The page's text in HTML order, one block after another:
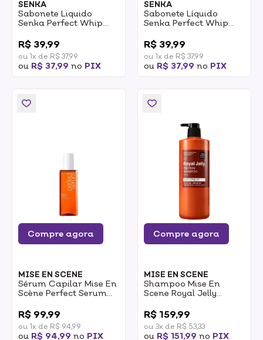
SENKA
Sabonete Liquido
Senka Perfect Whip
R$ 39,99
ou 1x de R$ 37,99
ou R$ 37,99 no PIX
SENKA
Sabonete Líquido
Senka Perfect Whip
R$ 39,99
ou 1x de R$ 37,99
ou R$ 37,99 no PIX
Compre agora
MISE EN SCENE
Sérum Capilar Mise En
Scène Perfect Serum
R$ 99,99
ou 1x de R$ 94,99
ou R$ 94,99 no PIX
Compre agora
MISE EN SCENE
Shampoo Mise En
Scene Royal Jelly
R$ 159,99
ou 3x de R$ 53,33
ou R$ 151,99 no PIX